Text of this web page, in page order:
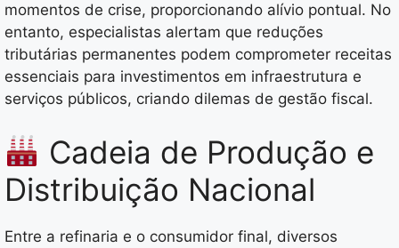
momentos de crise, proporcionando alívio pontual. No
entanto, especialistas alertam que reduções
tributárias permanentes podem comprometer receitas
essenciais para investimentos em infraestrutura e
serviços públicos, criando dilemas de gestão fiscal.
Cadeia de Produção e
Distribuição Nacional
Entre a refinaria e o consumidor final, diversos